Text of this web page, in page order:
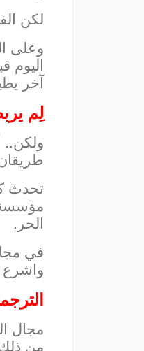
لكن
وعلى
آخر
لِم
ولكن..
طريقان
تحدث
مؤسسة
الحر.
في
مجال
من